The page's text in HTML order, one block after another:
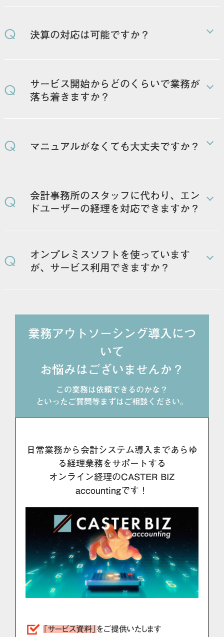
Q 決算の対応は可能ですか？
Q
サービス開始からどのくらいで業務が
落ち着きますか？
Q マニュアルがなくても大丈夫ですか？
Q
会計事務所のスタッフに代わり、エン
ドユーザーの経理を対応できますか？
ながら月次締め対応などが可能です。
Q
オンプレミスソフトを使っています
が、サービス利用できますか？
す。
業務アウトソーシング導入につ
いて
お悩みはございませんか？
この業務は依頼できるのかな？
といったご質問等まずはご相談ください。
日常業務から会計システム導入まであらゆ
る経理業務をサポートする
オンライン経理のCASTER BIZ
accountingです！
「サービス資料」 をご提供いたします